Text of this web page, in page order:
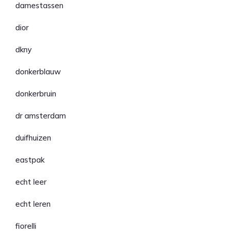
damestassen
dior
dkny
donkerblauw
donkerbruin
dr amsterdam
duifhuizen
eastpak
echt leer
echt leren
fiorelli